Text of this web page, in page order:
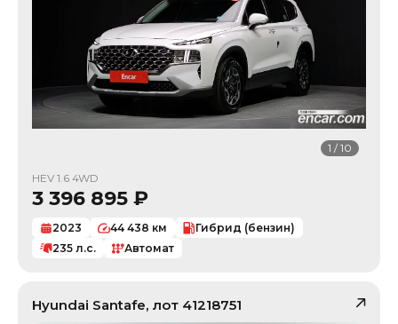
1 /10
HEV 1.6 4WD
3 396 895 ₽
2023 44 438 км
Гибрид (бензин)
235 л.с. Автомат
Hyundai Santafe, лот 41218751